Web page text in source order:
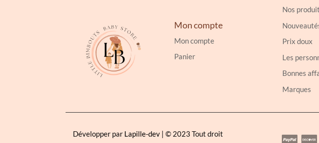
Mon compte
Mon compte
Panier
Nos
Prix doux
Les
Bonnes
Marques
Développer par Lapille-dev | © 2023 Tout droit